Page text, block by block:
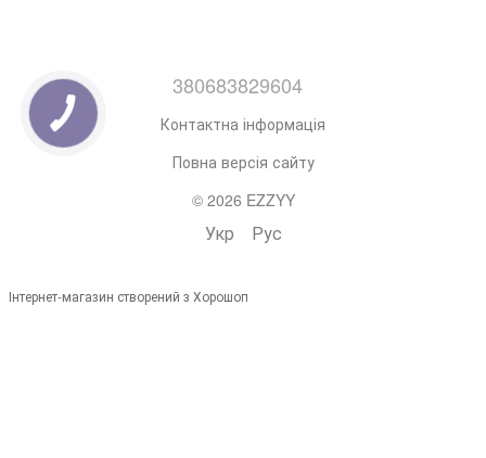
380683829604
Контактна інформація
Повна версія сайту
© 2026 EZZYY
Укр Рус
Інтернет-магазин створений з Хорошоп